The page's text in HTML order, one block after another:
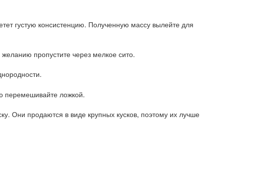
густую консистенцию. Полученную массу вылейте для
пропустите через мелкое сито.
перемешивайте ложкой.
Они продаются в виде крупных кусков, поэтому их лучше